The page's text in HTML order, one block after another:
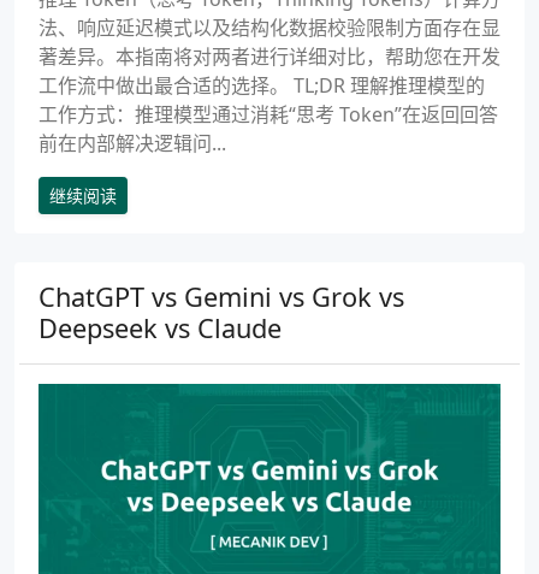
法、响应延迟模式以及结构化数据校验限制方面存在显
著差异。本指南将对两者进行详细对比，帮助您在开发
工作流中做出最合适的选择。 TL;DR 理解推理模型的
工作方式：推理模型通过消耗“思考 Token”在返回回答
前在内部解决逻辑问...
继续阅读
ChatGPT vs Gemini vs Grok vs
Deepseek vs Claude